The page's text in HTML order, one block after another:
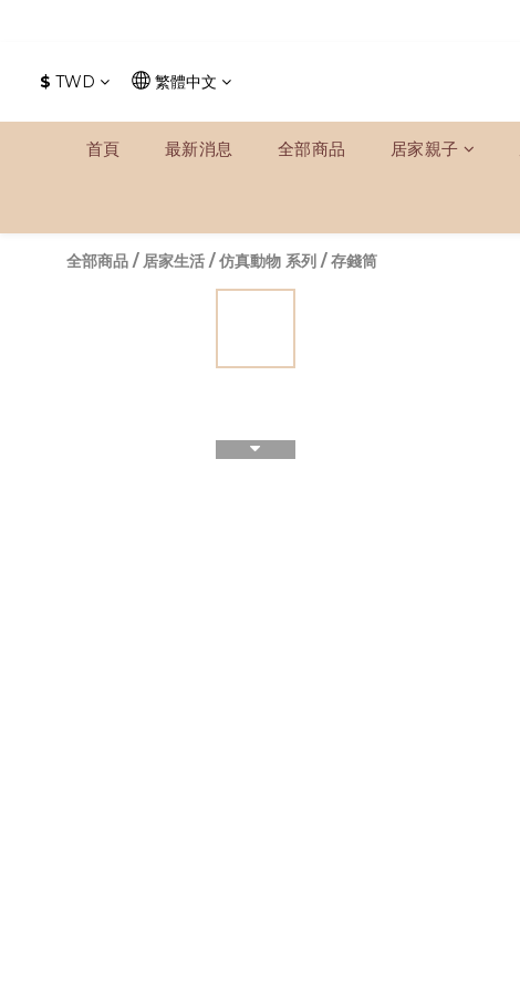
$ TWD 繁體中文
首頁 最新消息 全部商品 居家親子
全部商品 / 居家生活 /仿真動物 系列 /存錢筒